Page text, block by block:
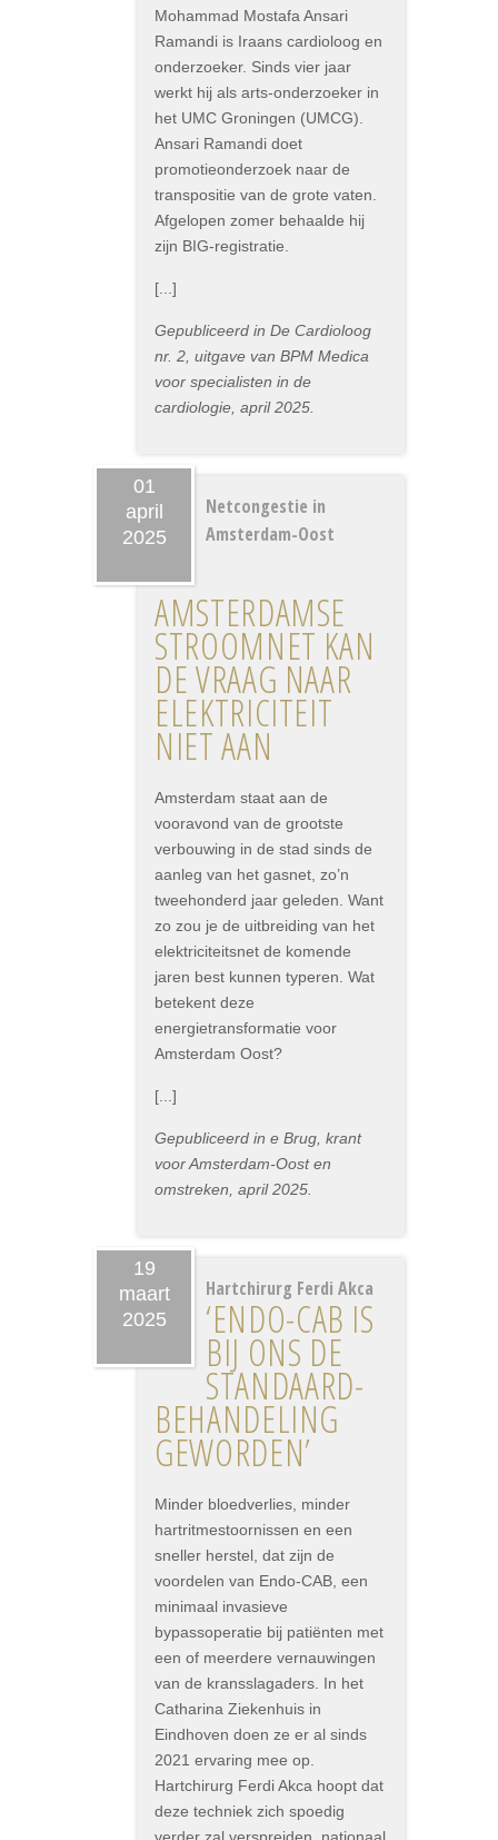
Mohammad Mostafa Ansari
Ramandi is Iraans cardioloog en
onderzoeker. Sinds vier jaar
werkt hij als arts-onderzoeker in
het UMC Groningen (UMCG).
Ansari Ramandi doet
promotieonderzoek naar de
transpositie van de grote vaten.
Afgelopen zomer behaalde hij
zijn BIG-registratie.
[...]
Gepubliceerd in De Cardioloog
nr. 2, uitgave van BPM Medica
voor specialisten in de
cardiologie, april 2025.
01
april
2025
Netcongestie in
Amsterdam-Oost
AMSTERDAMSE
STROOMNET KAN
DE VRAAG NAAR
ELEKTRICITEIT
NIET AAN
Amsterdam staat aan de
vooravond van de grootste
verbouwing in de stad sinds de
aanleg van het gasnet, zo’n
tweehonderd jaar geleden. Want
zo zou je de uitbreiding van het
elektriciteitsnet de komende
jaren best kunnen typeren. Wat
betekent deze
energietransformatie voor
Amsterdam Oost?
[...]
Gepubliceerd in e Brug, krant
voor Amsterdam-Oost en
omstreken, april 2025.
19
maart
2025
Hartchirurg Ferdi Akca
‘ENDO-CAB IS
BIJ ONS DE
STANDAARD­
BEHANDELING
GEWORDEN’
Minder bloedverlies, minder
hartritmestoornissen en een
sneller herstel, dat zijn de
voordelen van Endo-CAB, een
minimaal invasieve
bypassoperatie bij patiënten met
een of meerdere vernauwingen
van de kransslagaders. In het
Catharina Ziekenhuis in
Eindhoven doen ze er al sinds
2021 ervaring mee op.
Hartchirurg Ferdi Akca hoopt dat
deze techniek zich spoedig